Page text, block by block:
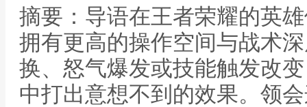
摘要：导语在王者荣耀的英
拥有更高的操作空间与战术
换、怒气爆发或技能触发改
中打出意想不到的效果。领